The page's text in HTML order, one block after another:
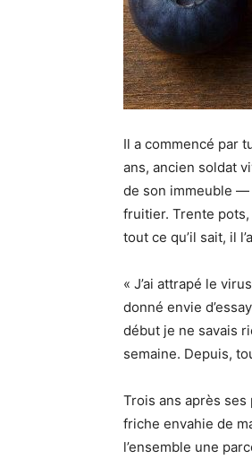
Il a commencé par
ans, ancien soldat
de son immeuble —
fruitier. Trente pots,
tout ce qu’il sait, il
« J’ai attrapé le
donné envie
début je ne savais
semaine. Depuis,
Trois ans après ses
friche envahie de
l’ensemble une